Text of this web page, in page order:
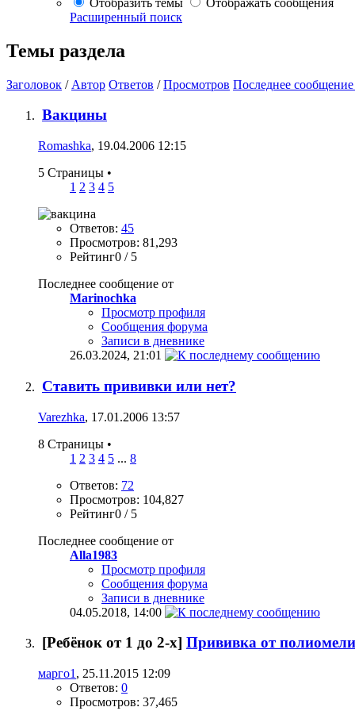
Отобразить темы
Отображать сообщения
Расширенный поиск
Темы раздела
Заголовок / Автор Ответов /Просмотров Последнее сообщение
Вакцины
Romashka, 19.04.2006 12:15
5 Страницы •
1 2 3 4 5
Ответов: 45
Просмотров: 81,293
Рейтинг0 / 5
Последнее сообщение от
Marinochka
Просмотр профиля
Сообщения форума
Записи в дневнике
26.03.2024, 21:01
Ставить прививки или нет?
Varezhka, 17.01.2006 13:57
8 Страницы •
1 2 3 4 5 ... 8
Ответов: 72
Просмотров: 104,827
Рейтинг0 / 5
Последнее сообщение от
Alla1983
Просмотр профиля
Сообщения форума
Записи в дневнике
04.05.2018, 14:00
[Ребёнок от 1 до 2-х] Прививка от
марго1 , 25.11.2015 12:09
Ответов: 0
Просмотров: 37,465